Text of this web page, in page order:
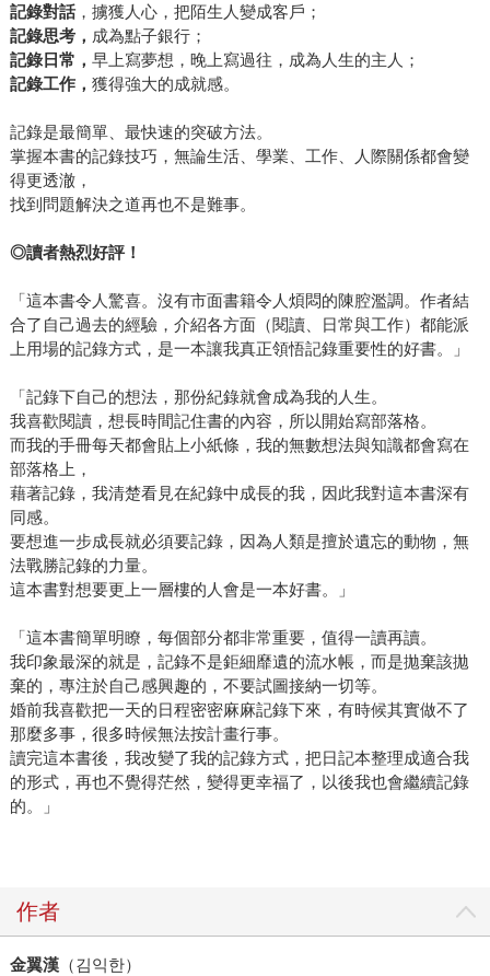
記錄對話，擄獲人心，把陌生人變成客戶；
記錄思考， 成為點子銀行；
記錄日常， 早上寫夢想，晚上寫過往，成為人生的主人；
記錄工作， 獲得強大的成就感。
記錄是最簡單、最快速的突破方法。
掌握本書的記錄技巧，無論生活、學業、工作、人際關係都會變
得更透澈，
找到問題解決之道再也不是難事。
◎讀者熱烈好評！
「這本書令人驚喜。沒有市面書籍令人煩悶的陳腔濫調。作者結
合了自己過去的經驗，介紹各方面（閱讀、日常與工作）都能派
上用場的記錄方式，是一本讓我真正領悟記錄重要性的好書。」
「記錄下自己的想法，那份紀錄就會成為我的人生。
我喜歡閱讀，想長時間記住書的內容，所以開始寫部落格。
而我的手冊每天都會貼上小紙條，我的無數想法與知識都會寫在
部落格上，
藉著記錄，我清楚看見在紀錄中成長的我，因此我對這本書深有
同感。
要想進一步成長就必須要記錄，因為人類是擅於遺忘的動物，無
法戰勝記錄的力量。
這本書對想要更上一層樓的人會是一本好書。」
「這本書簡單明瞭，每個部分都非常重要，值得一讀再讀。
我印象最深的就是，記錄不是鉅細靡遺的流水帳，而是拋棄該拋
棄的，專注於自己感興趣的，不要試圖接納一切等。
婚前我喜歡把一天的日程密密麻麻記錄下來，有時候其實做不了
那麼多事，很多時候無法按計畫行事。
讀完這本書後，我改變了我的記錄方式，把日記本整理成適合我
的形式，再也不覺得茫然，變得更幸福了，以後我也會繼續記錄
的。」
作者
金翼漢（김익한）